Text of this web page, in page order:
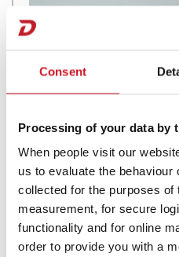
Consent
Processing of your data by
When people visit our
us to evaluate the
collected for the purposes
measurement, for secure
functionality and for online
order to provide you with a